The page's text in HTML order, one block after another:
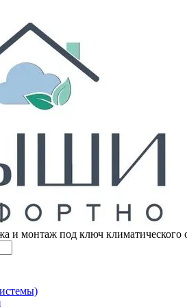
и монтаж под ключ климатического